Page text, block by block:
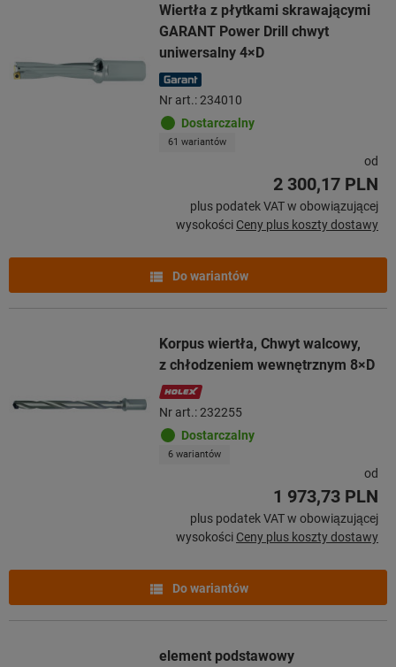
Wiertła z płytkami skrawającymi
GARANT Power Drill chwyt
uniwersalny 4×D
Nr art.: 234010
Dostarczalny
61 wariantów
od
2 300,17 PLN
plus podatek VAT w obowiązującej
wysokości Ceny plus koszty dostawy
Do wariantów
Korpus wiertła, Chwyt walcowy,
z chłodzeniem wewnętrznym 8×D
Nr art.: 232255
Dostarczalny
6 wariantów
od
1 973,73 PLN
plus podatek VAT w obowiązującej
wysokości Ceny plus koszty dostawy
Do wariantów
element podstawowy